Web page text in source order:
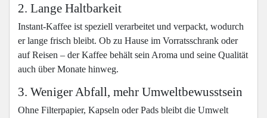
2. Lange Haltbarkeit
Instant-Kaffee ist speziell verarbeitet und verpackt, wodurch
er lange frisch bleibt. Ob zu Hause im Vorratsschrank oder
auf Reisen – der Kaffee behält sein Aroma und seine Qualität
auch über Monate hinweg.
3. Weniger Abfall, mehr Umweltbewusstsein
Ohne Filterpapier, Kapseln oder Pads bleibt die Umwelt